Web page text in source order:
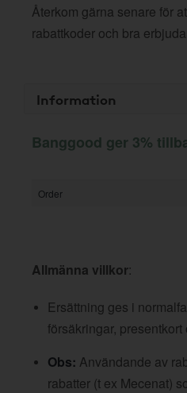
Återkom gärna senare för
rabattkoder och bra
Information
Banggood ger 3%
Order
Allmänna villkor:
Ersättning ges i
försäkringar, presentkort
Obs: Användande av
rabatter (t ex Mecenat)